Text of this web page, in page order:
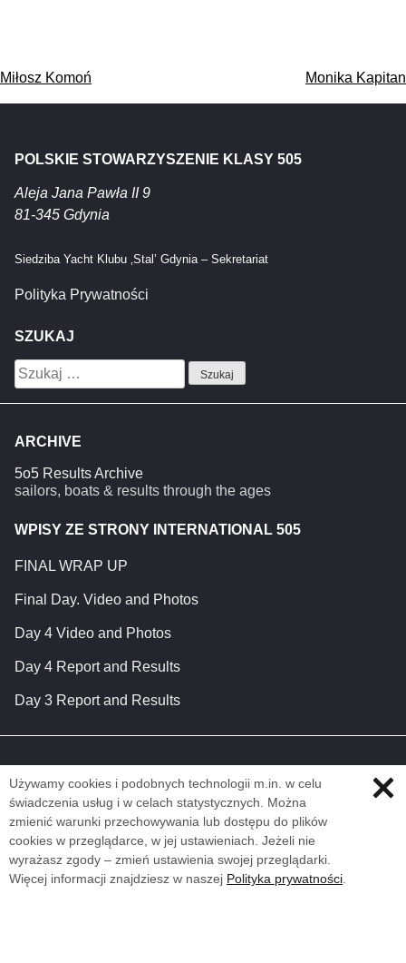
Nawigacja
wpisu
Miłosz Komoń Monika Kapitan
POLSKIE STOWARZYSZENIE KLASY 505
Aleja Jana Pawła II 9
81-345 Gdynia
Siedziba Yacht Klubu ‚Stal’ Gdynia – Sekretariat
Polityka Prywatności
SZUKAJ
Szukaj:
ARCHIVE
5o5 Results Archive
sailors, boats & results through the ages
WPISY ZE STRONY INTERNATIONAL 505
FINAL WRAP UP
Final Day. Video and Photos
Day 4 Video and Photos
Day 4 Report and Results
Day 3 Report and Results
Używamy cookies i podobnych technologii m.in. w celu
świadczenia usług i w celach statystycznych. Można
zmienić warunki przechowywania lub dostępu do plików
cookies w przeglądarce, w jej ustawieniach. Jeżeli nie
wyrażasz zgody – zmień ustawienia swojej przeglądarki.
Więcej informacji znajdziesz w naszej Polityka prywatności